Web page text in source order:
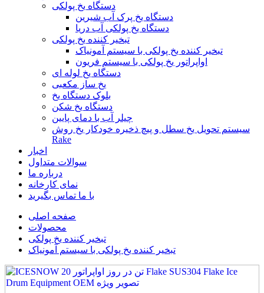
دستگاه یخ پولکی
دستگاه یخ پرک آب شیرین
دستگاه یخ پولکی آب دریا
تبخیر کننده یخ پولکی
تبخیر کننده یخ پولکی با سیستم آمونیاک
اواپراتور یخ پولکی با سیستم فریون
دستگاه یخ لوله ای
یخ ساز مکعبی
بلوک دستگاه یخ
دستگاه یخ شکن
چیلر آب با دمای پایین
سیستم تحویل یخ سطل و پیچ ذخیره خودکار یخ روش
Rake
اخبار
سوالات متداول
درباره ما
نمای کارخانه
با ما تماس بگیرید
صفحه اصلی
محصولات
تبخیر کننده یخ پولکی
تبخیر کننده یخ پولکی با سیستم آمونیاک